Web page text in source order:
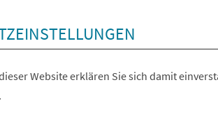
Website erklären Sie sich damit